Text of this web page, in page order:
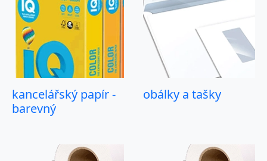
kancelářský papír -
barevný
obálky a tašky